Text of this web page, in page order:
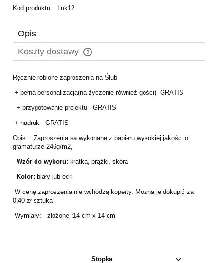
Kod produktu:
Luk12
Opis
Koszty dostawy
Cena nie zawiera ewentualnych kosztów płatności
Ręcznie robione zaproszenia na Ślub
+ pełna personalizacja(na życzenie również gości)- GRATIS
+ przygotowanie projektu - GRATIS
+ nadruk - GRATIS
Opis : Zaproszenia są wykonane z papieru wysokiej jakości o
gramaturze 246g/m2,
Wzór do wyboru: kratka, prążki, skóra
Kolor: biały lub ecri
W cenę zaproszenia nie wchodzą koperty. Można je dokupić za
0,40 zł sztuka
Wymiary: - złożone :14 cm x 14 cm
Stopka